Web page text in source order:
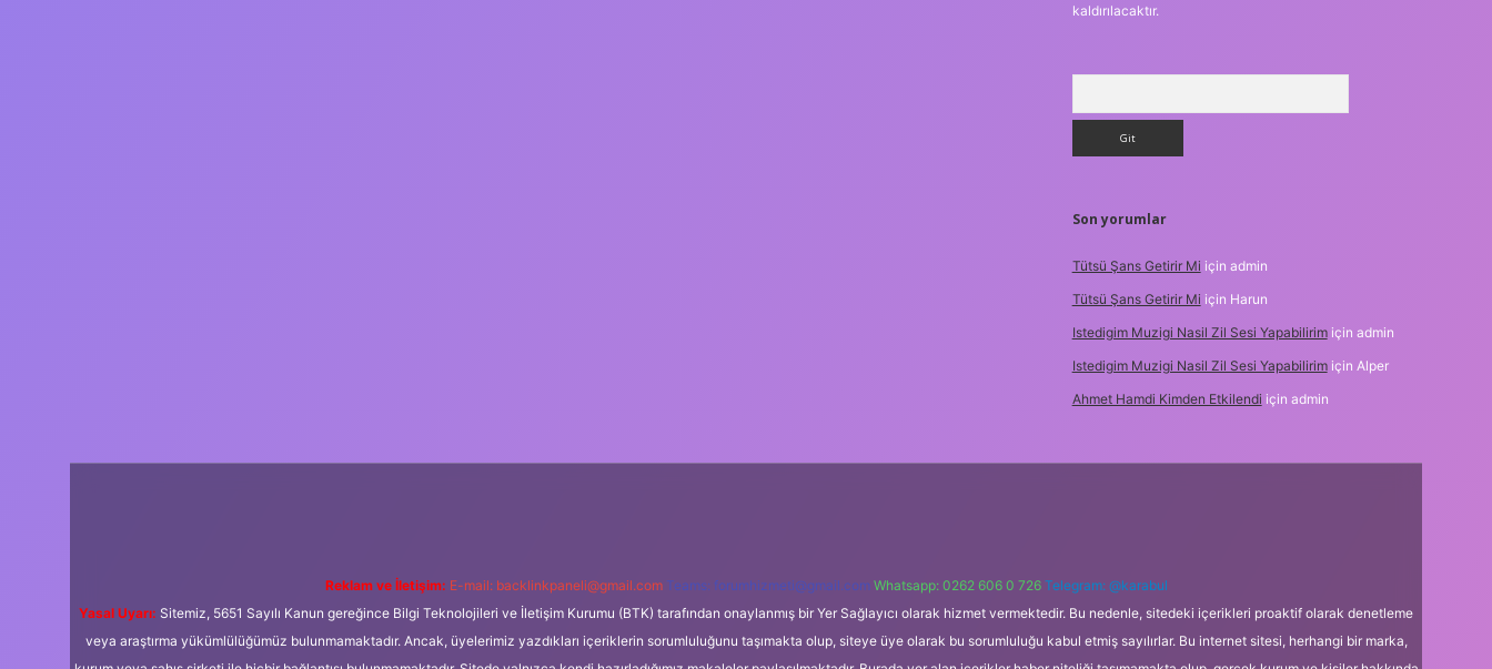
kaldırılacaktır.
Son yorumlar
Tütsü Şans Getirir Mi için admin
Tütsü Şans Getirir Mi için Harun
Istedigim Muzigi Nasil Zil Sesi Yapabilirimiçin admin
Istedigim Muzigi Nasil Zil Sesi Yapabilirimiçin Alper
Ahmet Hamdi Kimden Etkilendi için admin
Reklam ve İletişim: E-mail: backlinkpaneli@gmail.com Teams: forumhizmeti@gmail.com Whatsapp: 0262 606 0 726 Telegram: @karabul
Yasal Uyarı: Sitemiz, 5651 Sayılı Kanun gereğince Bilgi Teknolojileri ve İletişim Kurumu (BTK) tarafından onaylanmış bir Yer Sağlayıcı olarak hizmet vermektedir. Bu nedenle, sitedeki içerikleri proaktif olarak denetleme
veya araştırma yükümlülüğümüz bulunmamaktadır. Ancak, üyelerimiz yazdıkları içeriklerin sorumluluğunu taşımakta olup, siteye üye olarak bu sorumluluğu kabul etmiş sayılırlar. Bu internet sitesi, herhangi bir marka,